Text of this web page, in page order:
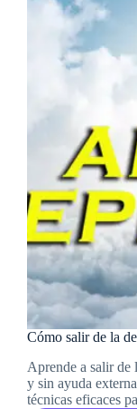
Cómo salir de la
Aprende a salir de
y sin ayuda
técnicas eficaces